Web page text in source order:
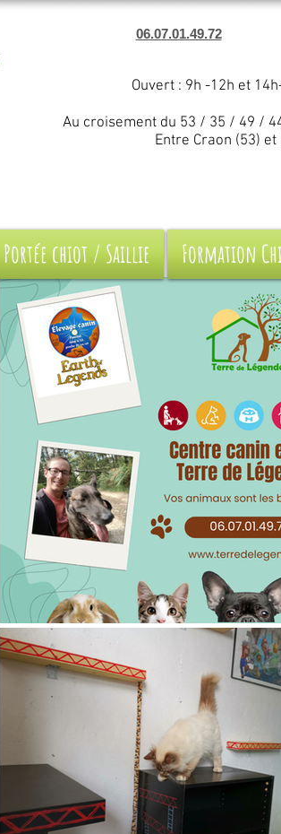
06.07.01.49.72
Ouvert : 9h -12h et
Au croisement du 53 / 35 / 49 /
Entre Craon (53)
Portée chiot / Saillie Formation